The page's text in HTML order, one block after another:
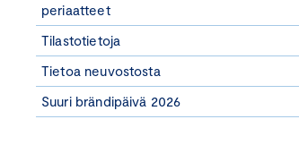
periaatteet
Tilastotietoja
Tietoa neuvostosta
Suuri brändipäivä 2026